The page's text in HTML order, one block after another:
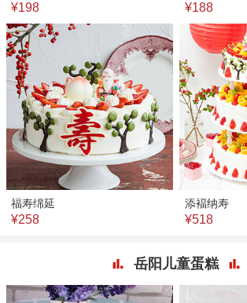
¥198 ¥188
福寿绵延
¥258
添褔纳寿
¥518
岳阳儿童蛋糕